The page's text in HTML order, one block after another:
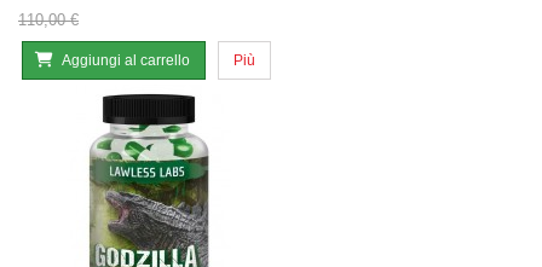
110,00 €
Aggiungi al carrello Più